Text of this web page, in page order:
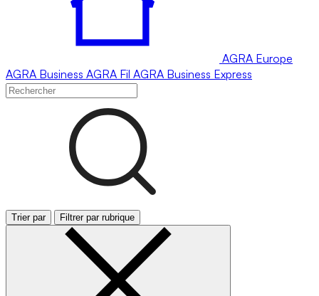
AGRA Europe
AGRA Business AGRA Fil AGRA Business Express
Trier par Filtrer par rubrique